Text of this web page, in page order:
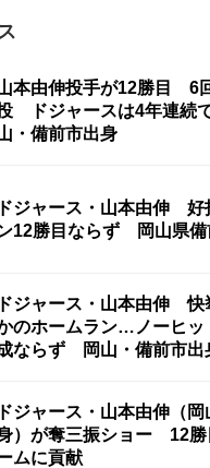
本由伸投手が12勝目 6
ドジャースは4年連続
・備前市出身
ドジャース・山本由伸 好
12勝目ならず 岡山県備
ドジャース・山本由伸 快
のホームラン…ノーヒッ
ならず 岡山・備前市出
ドジャース・山本由伸（
）が奪三振ショー 12勝
ムに貢献